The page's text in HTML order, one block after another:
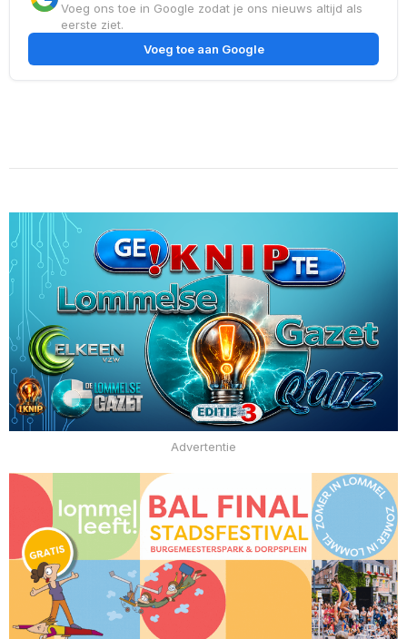
Voeg ons toe in Google zodat je ons nieuws altijd als
eerste ziet.
Voeg toe aan Google
Advertentie